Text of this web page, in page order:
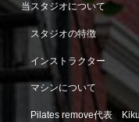
当スタジオについて
スタジオの特徴
インストラクター
マシンについて
Pilates remove代表